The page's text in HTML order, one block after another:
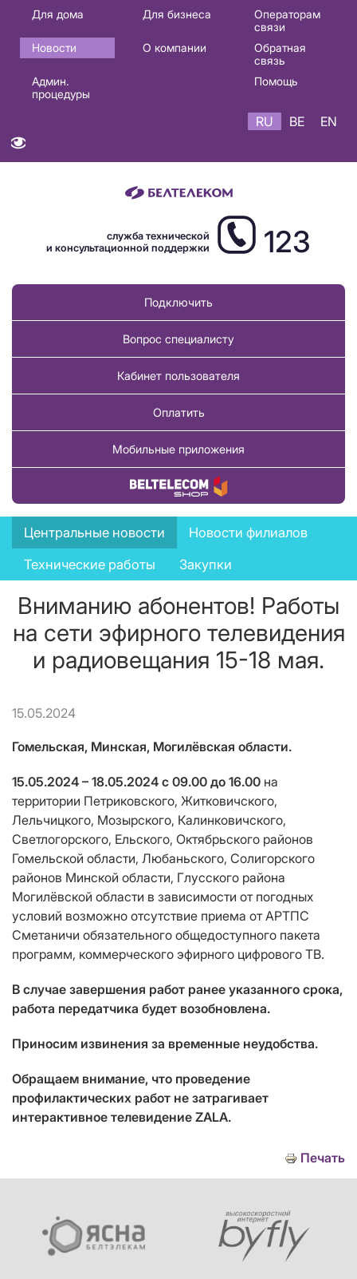
Основная
навигация
RU
Для дома Для бизнеса
Операторам
связи
Новости
О компании
Обратная
связь
Админ.
процедуры
Помощь
RU BE EN
служба технической
и консультационной поддержки
123
Подключить
Вопрос специалисту
Кабинет пользователя
Оплатить
Мобильные приложения
Купить товар
News
menu
Центральные новости
Новости филиалов
Технические работы
Закупки
Вниманию абонентов! Работы
на сети эфирного телевидения
и радиовещания 15-18 мая.
15.05.2024
Гомельская, Минская, Могилёвская области.
15.05.2024 – 18.05.2024 с 09.00 до 16.00 на
территории Петриковского, Житковичского,
Лельчицкого, Мозырского, Калинковичского,
Светлогорского, Ельского, Октябрьского районов
Гомельской области, Любаньского, Солигорского
районов Минской области, Глусского района
Могилёвской области в зависимости от погодных
условий возможно отсутствие приема от АРТПС
Сметаничи обязательного общедоступного пакета
программ, коммерческого эфирного цифрового ТВ.
В случае завершения работ ранее указанного срока,
работа передатчика будет возобновлена.
Приносим извинения за временные неудобства.
Обращаем внимание, что проведение
профилактических работ не затрагивает
интерактивное телевидение ZALA.
Печать